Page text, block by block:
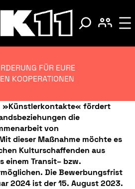
FÜR EURE
KOOPERATIONEN
»Künstlerkontakte« fördert
die
von
dieser Maßnahme möchte es
Kulturschaffenden aus
einem Transit– bzw.
Die Bewerbungsfrist
2024 ist der 15. August 2023.